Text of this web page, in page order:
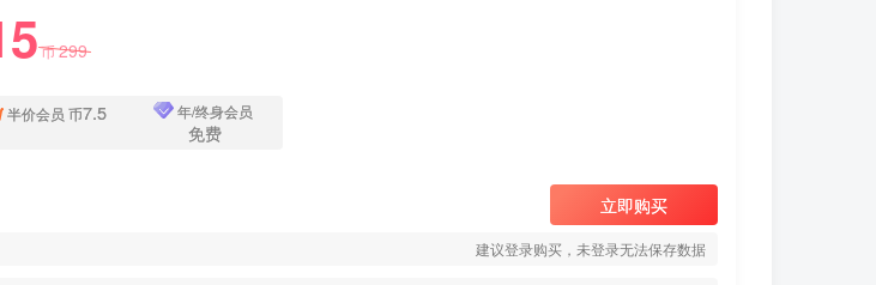
币299
半价会员 币7.5 年/终身会员
免费
立即购买
建议登录购买，未登录无法保存数据